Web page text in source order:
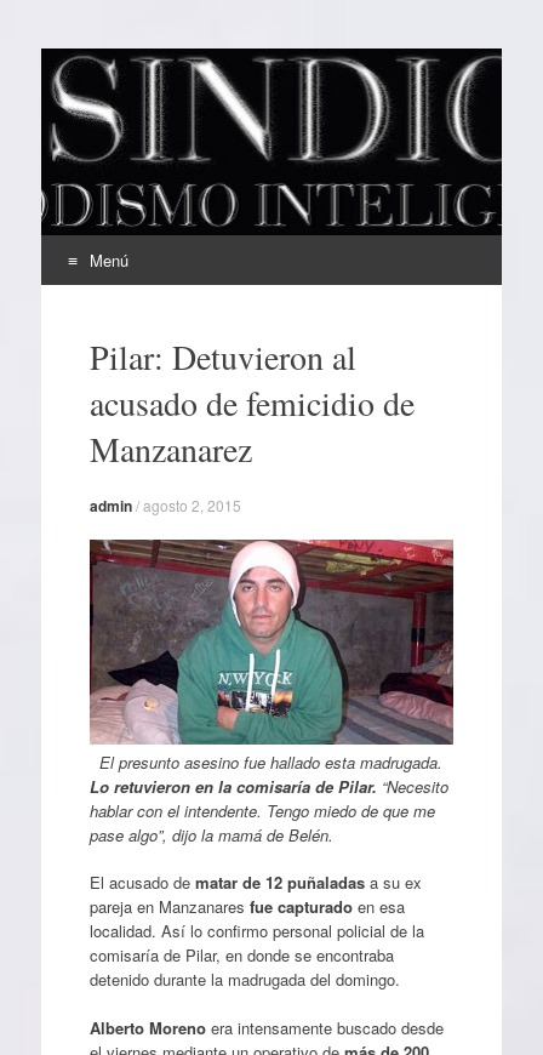
EL SINDICAL
Periodismo Inteligente
Menú
contenidoPilar: Detuvieron al
acusado de femicidio de
Manzanarez
admin/agosto 2, 2015
El presunto asesino fue hallado esta madrugada.
Lo retuvieron en la comisaría de Pilar. “Necesito
hablar con el intendente. Tengo miedo de que me
pase algo”, dijo la mamá de Belén.
El acusado de matar de 12 puñaladas a su ex
pareja en Manzanares fue capturado en esa
localidad. Así lo confirmo personal policial de la
comisaría de Pilar, en donde se encontraba
detenido durante la madrugada del domingo.
Alberto Moreno era intensamente buscado desde